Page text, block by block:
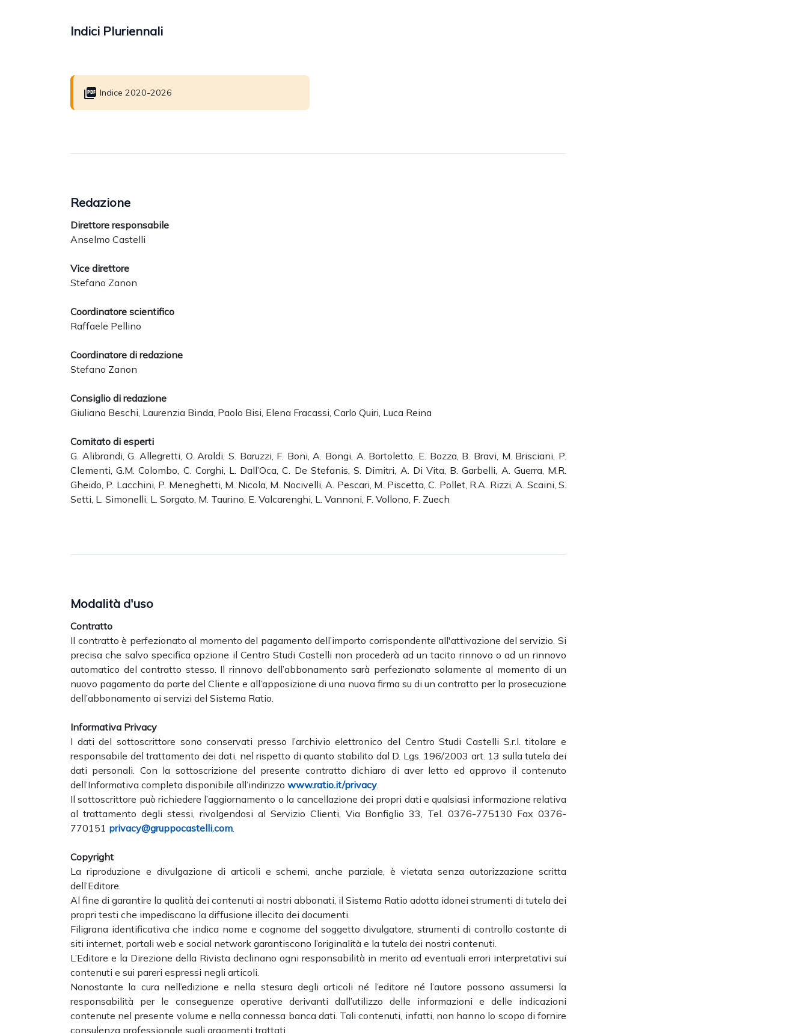
Indici Pluriennali
Indice 2020-2026
Redazione
Direttore responsabile
Anselmo Castelli
Vice direttore
Stefano Zanon
Coordinatore scientifico
Raffaele Pellino
Coordinatore di redazione
Stefano Zanon
Consiglio di redazione
Giuliana Beschi, Laurenzia Binda, Paolo Bisi, Elena Fracassi, Carlo Quiri, Luca Reina
Comitato di esperti
G. Alibrandi, G. Allegretti, O. Araldi, S. Baruzzi, F. Boni, A. Bongi, A. Bortoletto, E. Bozza, B. Bravi, M. Brisciani, P.
Clementi, G.M. Colombo, C. Corghi, L. Dall’Oca, C. De Stefanis, S. Dimitri, A. Di Vita, B. Garbelli, A. Guerra, M.R.
Gheido, P. Lacchini, P. Meneghetti, M. Nicola, M. Nocivelli, A. Pescari, M. Piscetta, C. Pollet, R.A. Rizzi, A. Scaini, S.
Setti, L. Simonelli, L. Sorgato, M. Taurino, E. Valcarenghi, L. Vannoni, F. Vollono, F. Zuech
Modalità d'uso
Contratto
Il contratto è perfezionato al momento del pagamento dell’importo corrispondente all'attivazione del servizio. Si
precisa che salvo specifica opzione il Centro Studi Castelli non procederà ad un tacito rinnovo o ad un rinnovo
automatico del contratto stesso. Il rinnovo dell’abbonamento sarà perfezionato solamente al momento di un
nuovo pagamento da parte del Cliente e all’apposizione di una nuova firma su di un contratto per la prosecuzione
dell’abbonamento ai servizi del Sistema Ratio.
Informativa Privacy
I dati del sottoscrittore sono conservati presso l’archivio elettronico del Centro Studi Castelli S.r.l. titolare e
responsabile del trattamento dei dati, nel rispetto di quanto stabilito dal D. Lgs. 196/2003 art. 13 sulla tutela dei
dati personali. Con la sottoscrizione del presente contratto dichiaro di aver letto ed approvo il contenuto
dell’Informativa completa disponibile all’indirizzo www.ratio.it/privacy.
Il sottoscrittore può richiedere l’aggiornamento o la cancellazione dei propri dati e qualsiasi informazione relativa
al trattamento degli stessi, rivolgendosi al Servizio Clienti, Via Bonfiglio 33, Tel. 0376-775130 Fax 0376-
770151 privacy@gruppocastelli.com.
Copyright
La riproduzione e divulgazione di articoli e schemi, anche parziale, è vietata senza autorizzazione scritta
dell’Editore.
Al fine di garantire la qualità dei contenuti ai nostri abbonati, il Sistema Ratio adotta idonei strumenti di tutela dei
propri testi che impediscano la diffusione illecita dei documenti.
Filigrana identificativa che indica nome e cognome del soggetto divulgatore, strumenti di controllo costante di
siti internet, portali web e social network garantiscono l’originalità e la tutela dei nostri contenuti.
L’Editore e la Direzione della Rivista declinano ogni responsabilità in merito ad eventuali errori interpretativi sui
contenuti e sui pareri espressi negli articoli.
Nonostante la cura nell’edizione e nella stesura degli articoli né l’editore né l’autore possono assumersi la
responsabilità per le conseguenze operative derivanti dall’utilizzo delle informazioni e delle indicazioni
contenute nel presente volume e nella connessa banca dati. Tali contenuti, infatti, non hanno lo scopo di fornire
consulenza professionale sugli argomenti trattati.